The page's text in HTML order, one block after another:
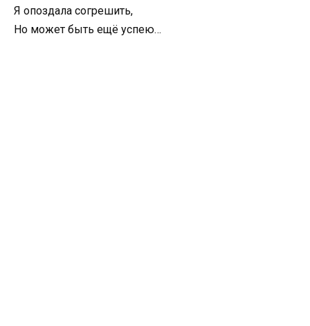
Я опоздала согрешить,
Но может быть ещё успею…